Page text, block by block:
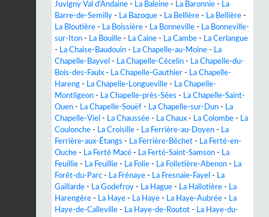
Juvigny Val d'Andaine - La Baleine - La Baronnie - La
Barre-de-Semilly - La Bazoque - La Bellière - La Bellière -
La Bloutière - La Boissière - La Bonneville - La Bonneville-
sur-Iton - La Bouille - La Caine - La Cambe - La Cerlangue
- La Chaise-Baudouin - La Chapelle-au-Moine - La
Chapelle-Bayvel - La Chapelle-Cécelin - La Chapelle-du-
Bois-des-Faulx - La Chapelle-Gauthier - La Chapelle-
Hareng - La Chapelle-Longueville - La Chapelle-
Montligeon - La Chapelle-près-Sées - La Chapelle-Saint-
Ouen - La Chapelle-Souëf - La Chapelle-sur-Dun - La
Chapelle-Viel - La Chaussée - La Chaux - La Colombe - La
Coulonche - La Croisille - La Ferrière-au-Doyen - La
Ferrière-aux-Étangs - La Ferrière-Béchet - La Ferté-en-
Ouche - La Ferté Macé - La Ferté-Saint-Samson - La
Feuillie - La Feuillie - La Folie - La Folletière-Abenon - La
Forêt-du-Parc - La Frénaye - La Fresnaie-Fayel - La
Gaillarde - La Godefroy - La Hague - La Hallotière - La
Harengère - La Haye - La Haye - La Haye-Aubrée - La
Haye-de-Calleville - La Haye-de-Routot - La Haye-du-